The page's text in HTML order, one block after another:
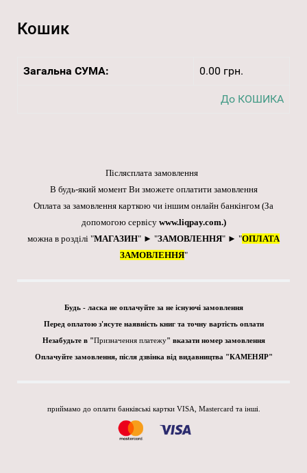
Кошик
Загальна СУМА: 0.00 грн.
До КОШИКА
Післясплата замовлення
В будь-який момент Ви зможете оплатити замовлення
Оплата за замовлення карткою чи іншим онлайн банкінгом (За
допомогою сервісу www.liqpay.com.)
можна в розділі "МАГАЗИН" ► "ЗАМОВЛЕННЯ" ► "ОПЛАТА
ЗАМОВЛЕННЯ"
Будь - ласка не оплачуйте за не існуючі замовлення
Перед оплатою з'ясуте наявність книг та точну вартість оплати
Незабудьте в "Призначення платежу" вказати номер замовлення
Оплачуйте замовлення, після дзвінка від видавництва "КАМЕНЯР"
приймамо до оплати банківські картки VISA, Mastercard та інші.